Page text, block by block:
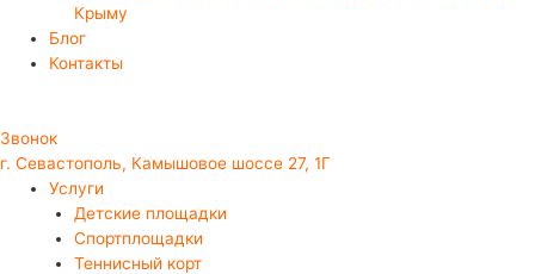
Крыму
Блог
Контакты
Звонок
г. Севастополь, Камышовое шоссе 27, 1Г
Услуги
Детские площадки
Спортплощадки
Теннисный корт